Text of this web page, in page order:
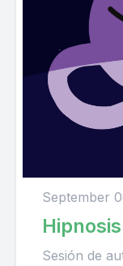
September
Sesión de